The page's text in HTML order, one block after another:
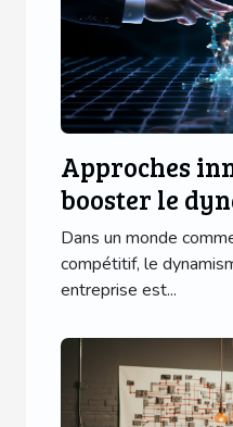
Approches
booster le
de votre
Dans un monde
compétitif, le
entreprise est...